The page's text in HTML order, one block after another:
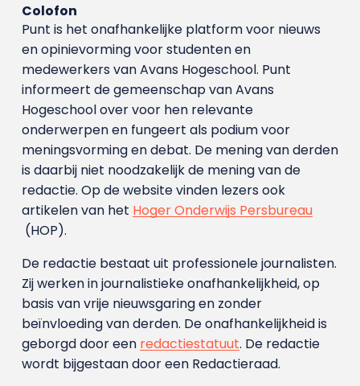
Colofon
Punt is het onafhankelijke platform voor nieuws
en opinievorming voor studenten en
medewerkers van Avans Hoge­school. Punt
informeert de gemeenschap van Avans
Hogeschool over voor hen relevante
onderwerpen en fungeert als podium voor
meningsvorming en debat. De mening van derden
is daarbij niet noodzakelijk de mening van de
redactie. Op de website vinden lezers ook
artikelen van het Hoger Onderwijs Persbureau
(HOP).
De redactie bestaat uit professionele journalisten.
Zij werken in journalistieke onafhankelijkheid, op
basis van vrije nieuwsgaring en zonder
beïnvloeding van derden. De onafhankelijkheid is
geborgd door een redactiestatuut. De redactie
wordt bijgestaan door een Redactieraad.